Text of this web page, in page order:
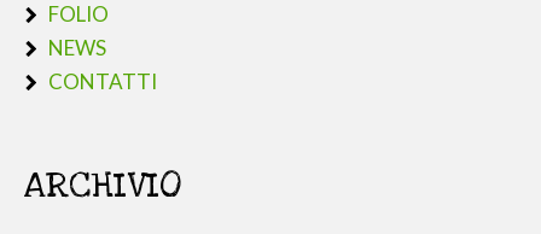
FOLIO
NEWS
CONTATTI
ARCHIVIO